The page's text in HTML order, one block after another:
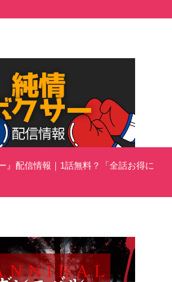
』配信情報｜1話無料？「全話お得に